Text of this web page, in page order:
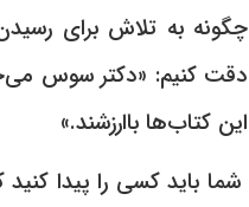
چگونه به تلاش برای
دقت کنیم: «دکتر سوس
این کتاب‌ها باارزشند.»
شما باید کسی را پیدا